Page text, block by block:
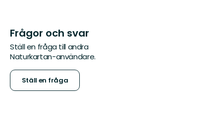
Frågor och svar
Ställ en fråga till andra
Naturkartan-användare.
Ställ en fråga